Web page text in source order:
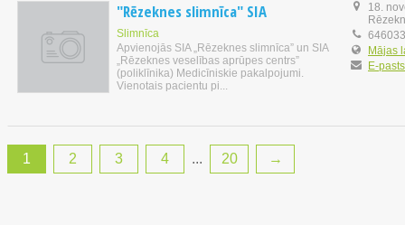
"Rēzeknes slimnīca" SIA
Slimnīca
Apvienojās SIA „Rēzeknes slimnīca” un SIA
„Rēzeknes veselības aprūpes centrs”
(poliklīnika) Medicīniskie pakalpojumi.
Vienotais pacientu pi...
18.
Mājas
E-pasts
1 2 3 4 ... 20 →